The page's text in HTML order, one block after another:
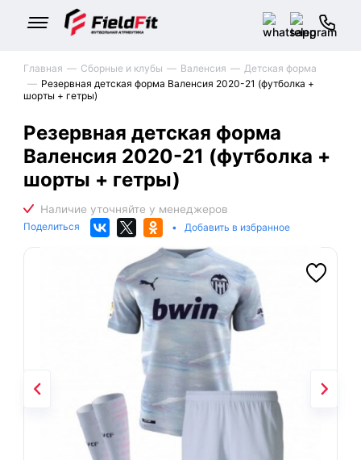
Главная Сборные и клубы Валенсия
Детская форма
Резервная детская форма Валенсия 2020-21 (футболка +
шорты + гетры)
Резервная детская форма
Валенсия 2020-21 (футболка +
шорты + гетры)
Поделиться • Добавить в избранное